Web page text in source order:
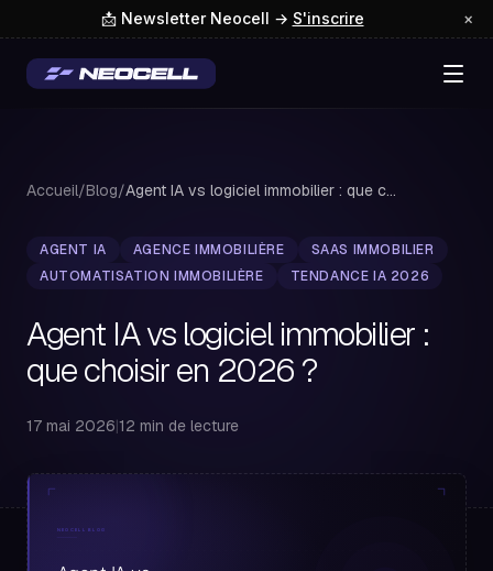
📩 Newsletter Neocell → S'inscrire ×
Accueil/Blog/ Agent IA vs logiciel immobilier : que choisir...
AGENT IA AGENCE IMMOBILIÈRE
SAAS IMMOBILIER
AUTOMATISATION IMMOBILIÈRE
TENDANCE IA 2026
Agent IA vs logiciel immobilier :
que choisir en 2026 ?
17 mai 2026|12 min de lecture